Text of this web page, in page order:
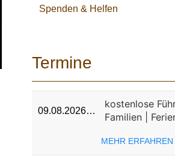
Spenden & Helfen
Termine
09.08.2026…
kostenlose
Familien |
MEHR ERFAHREN